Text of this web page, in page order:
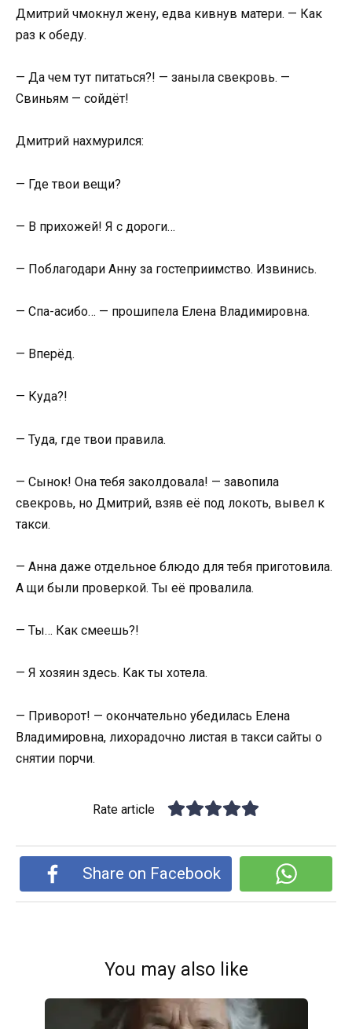
Дмитрий чмокнул жену, едва кивнув матери. — Как
раз к обеду.
— Да чем тут питаться?! — заныла свекровь. —
Свиньям — сойдёт!
Дмитрий нахмурился:
— Где твои вещи?
— В прихожей! Я с дороги…
— Поблагодари Анну за гостеприимство. Извинись.
— Спа-асибо… — прошипела Елена Владимировна.
— Вперёд.
— Куда?!
— Туда, где твои правила.
— Сынок! Она тебя заколдовала! — завопила
свекровь, но Дмитрий, взяв её под локоть, вывел к
такси.
— Анна даже отдельное блюдо для тебя приготовила.
А щи были проверкой. Ты её провалила.
— Ты… Как смеешь?!
— Я хозяин здесь. Как ты хотела.
— Приворот! — окончательно убедилась Елена
Владимировна, лихорадочно листая в такси сайты о
снятии порчи.
Rate article
Share on Facebook
You may also like